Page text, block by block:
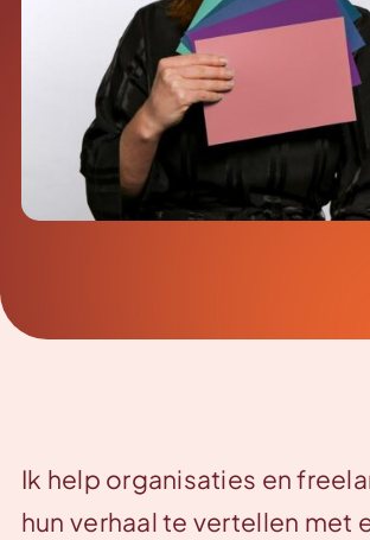
Ik help organisaties en
hun verhaal te vertellen met